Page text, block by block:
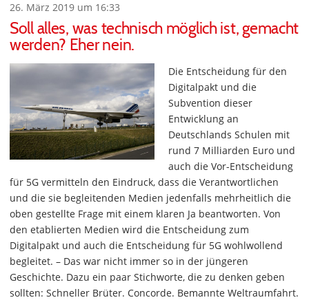
26. März 2019 um 16:33
Soll alles, was technisch möglich ist, gemacht
werden? Eher nein.
Die Entscheidung für den
Digitalpakt und die
Subvention dieser
Entwicklung an
Deutschlands Schulen mit
rund 7 Milliarden Euro und
auch die Vor-Entscheidung
für 5G vermitteln den Eindruck, dass die Verantwortlichen
und die sie begleitenden Medien jedenfalls mehrheitlich die
oben gestellte Frage mit einem klaren Ja beantworten. Von
den etablierten Medien wird die Entscheidung zum
Digitalpakt und auch die Entscheidung für 5G wohlwollend
begleitet. – Das war nicht immer so in der jüngeren
Geschichte. Dazu ein paar Stichworte, die zu denken geben
sollten: Schneller Brüter. Concorde. Bemannte Weltraumfahrt.